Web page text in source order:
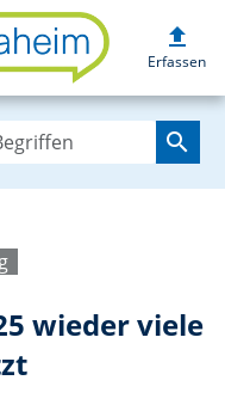
upload
Erfassen
search
wieder viele